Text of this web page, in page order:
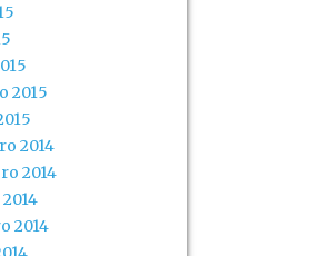
2015
2014
2014
2014